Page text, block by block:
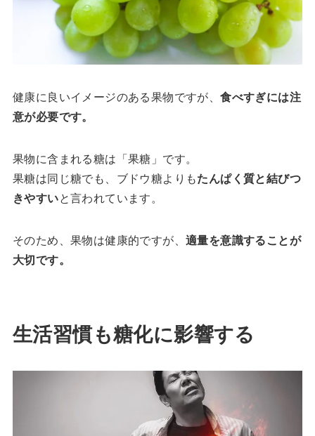
健康に良いイメージのある果物ですが、食べすぎには注
意が必要です。
果物に含まれる糖は「果糖」です。
果糖は同じ糖でも、ブドウ糖よりもたんぱく質と結びつ
きやすいと言われています。
そのため、果物は健康的ですが、 適量を意識することが
大切です。
生活習慣も糖化に影響する